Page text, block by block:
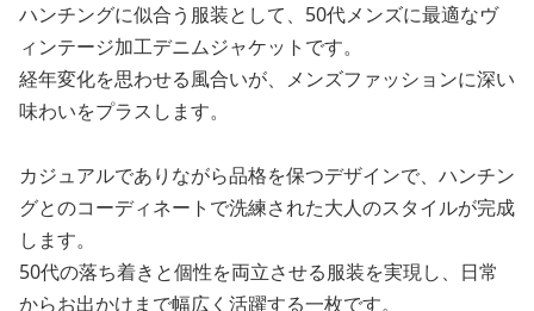
ハンチングに似合う服装として、50代メンズに最適なヴ
ィンテージ加工デニムジャケットです。
経年変化を思わせる風合いが、メンズファッションに深い
味わいをプラスします。
カジュアルでありながら品格を保つデザインで、ハンチン
グとのコーディネートで洗練された大人のスタイルが完成
します。
50代の落ち着きと個性を両立させる服装を実現し、日常
からお出かけまで幅広く活躍する一枚です。